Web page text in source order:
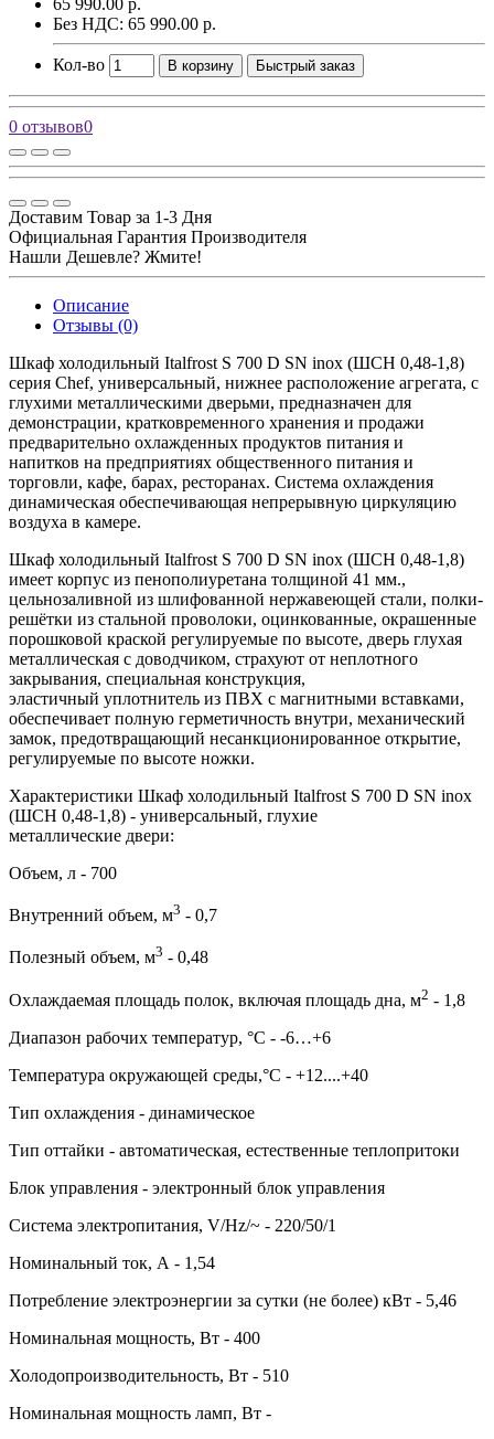
Без НДС: 65 990.00 р.
Кол-во В корзину Быстрый заказ
0 отзывов0
Доставим Товар за 1-3 Дня
Официальная Гарантия Производителя
Нашли Дешевле? Жмите!
Описание
Отзывы (0)
Шкаф холодильный Italfrost S 700 D SN inox (ШСН 0,48-1,8)
серия Chef, универсальный, нижнее расположение агрегата, с
глухими металлическими дверьми, предназначен для
демонстрации, кратковременного хранения и продажи
предварительно охлажденных продуктов питания и
напитков на предприятиях общественного питания и
торговли, кафе, барах, ресторанах. Система охлаждения
динамическая обеспечивающая непрерывную циркуляцию
воздуха в камере.
Шкаф холодильный Italfrost S 700 D SN inox (ШСН 0,48-1,8)
имеет корпус из пенополиуретана толщиной 41 мм.,
цельнозаливной из шлифованной нержавеющей стали, полки-
решётки из стальной проволоки, оцинкованные, окрашенные
порошковой краской регулируемые по высоте, дверь глухая
металлическая с доводчиком, страхуют от неплотного
закрывания, специальная конструкция,
эластичный уплотнитель из ПВХ с магнитными вставками,
обеспечивает полную герметичность внутри, механический
замок, предотвращающий несанкционированное открытие,
регулируемые по высоте ножки.
Характеристики Шкаф холодильный Italfrost S 700 D SN inox
(ШСН 0,48-1,8) - универсальный, глухие
металлические двери:
Объем, л - 700
Внутренний объем, м3 - 0,7
Полезный объем, м3 - 0,48
Охлаждаемая площадь полок, включая площадь дна, м2 - 1,8
Диапазон рабочих температур, °C - -6…+6
Температура окружающей среды,°C - +12....+40
Тип охлаждения - динамическое
Тип оттайки - автоматическая, естественные теплопритоки
Блок управления - электронный блок управления
Система электропитания, V/Hz/~ - 220/50/1
Номинальный ток, А - 1,54
Потребление электроэнергии за сутки (не более) кВт - 5,46
Номинальная мощность, Вт - 400
Холодопроизводительность, Вт - 510
Номинальная мощность ламп, Вт -